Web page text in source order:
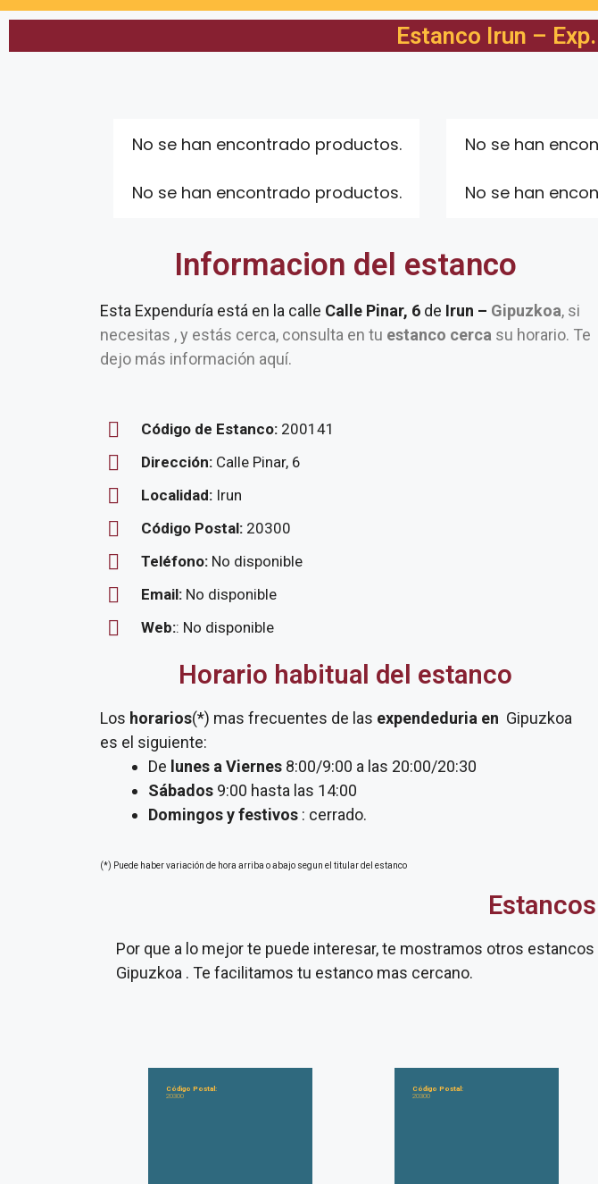
Estanco Irun –
No se han encontrado productos.
No se han encontrado productos.
No se han
No se han
Informacion del estanco
Esta Expenduría está en la calle Calle Pinar, 6 de Irun – Gipuzkoa, si
necesitas , y estás cerca, consulta en tu estanco cerca su horario. Te
dejo más información aquí.
Código de Estanco: 200141
Dirección: Calle Pinar, 6
Localidad: Irun
Código Postal: 20300
Teléfono: No disponible
Email: No disponible
Web:: No disponible
Horario habitual del estanco
Los horarios(*) mas frecuentes de las expendeduria en Gipuzkoa
es el siguiente:
De lunes a Viernes 8:00/9:00 a las 20:00/20:30
Sábados 9:00 hasta las 14:00
Domingos y festivos : cerrado.
(*) Puede haber variación de hora arriba o abajo segun el titular del estanco
Por que a lo mejor te puede interesar, te mostramos otros estancos
Gipuzkoa . Te facilitamos tu estanco mas cercano.
Código Postal:
20300
Código Postal:
20300